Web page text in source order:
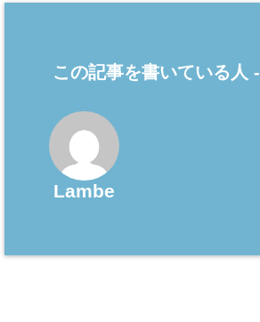
この記事を書いている人 -
Lambe